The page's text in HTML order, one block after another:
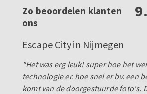
Zo beoordelen klanten
ons
Escape City in Nijmegen
"Het was erg leuk! super hoe het
technologie en hoe snel er bv. een
komt van de doorgestuurde foto's.